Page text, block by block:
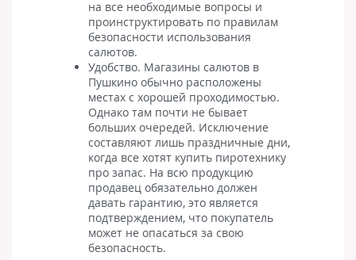
на все необходимые вопросы и
проинструктировать по правилам
безопасности использования
салютов.
Удобство. Магазины салютов в
Пушкино обычно расположены
местах с хорошей проходимостью.
Однако там почти не бывает
больших очередей. Исключение
составляют лишь праздничные дни,
когда все хотят купить пиротехнику
про запас. На всю продукцию
продавец обязательно должен
давать гарантию, это является
подтверждением, что покупатель
может не опасаться за свою
безопасность.